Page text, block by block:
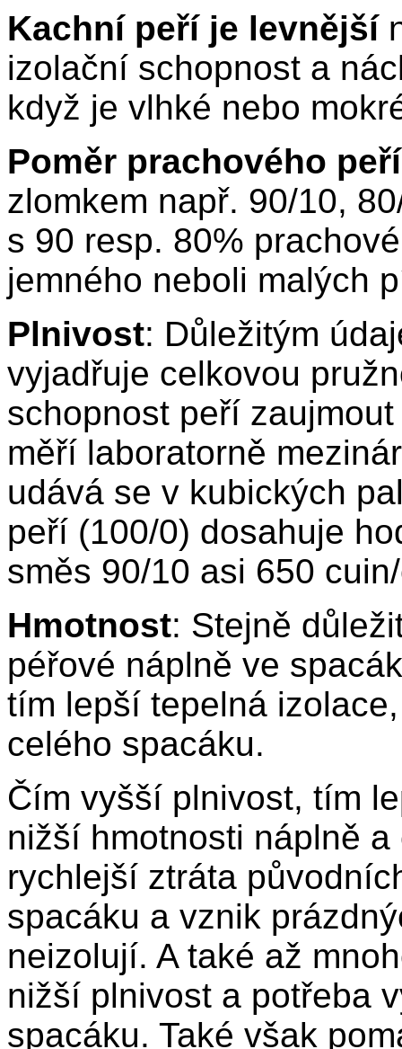
Kachní peří je levnější
izolační schopnost a
když je vlhké nebo
Poměr prachového
zlomkem např. 90/10,
s 90 resp. 80%
jemného neboli malých
Plnivost: Důležitým
vyjadřuje celkovou
schopnost peří
měří laboratorně
udává se v kubických
peří (100/0) dosahuje
směs 90/10 asi 650
Hmotnost: Stejně
péřové náplně ve
tím lepší tepelná
celého spacáku.
Čím vyšší plnivost, tím
nižší hmotnosti náplně
rychlejší ztráta
spacáku a vznik
neizolují. A také až
nižší plnivost a potřeba
spacáku. Také však